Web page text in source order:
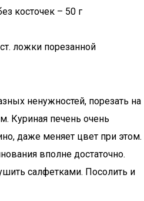
косточек – 50 г
ложки порезанной
ненужностей, порезать на
Куриная печень очень
даже меняет цвет при этом.
вполне достаточно.
салфетками. Посолить и